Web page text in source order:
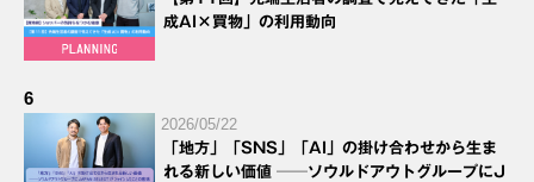
成AI×買物」の利用動向
6
2026/05/22
「地方」「SNS」「AI」の掛け合わせから生ま
れる新しい価値 ──ソウルドアウトグループにJ